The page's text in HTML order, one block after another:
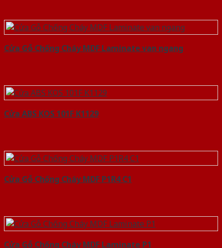
Cửa Gỗ Chống Cháy MDF Laminate van ngang
Cửa ABS KOS 101F K1129
Cửa Gỗ Chống Cháy MDF P1R4 C1
Cửa Gỗ Chống Cháy MDF Laminate P1